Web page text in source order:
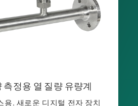
정용 열 질량 유량계
용. 새로운 디지털 전자 장치